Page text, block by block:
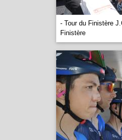
- Tour du Finistère
Finistère